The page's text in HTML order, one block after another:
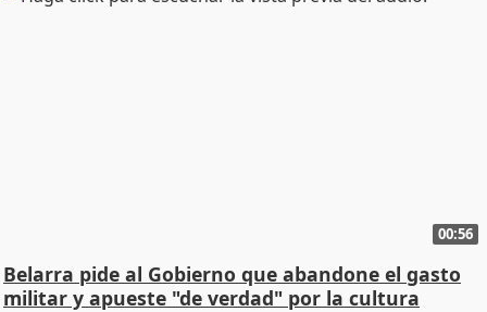
00:56
Belarra pide al Gobierno que abandone el gasto
militar y apueste "de verdad" por la cultura